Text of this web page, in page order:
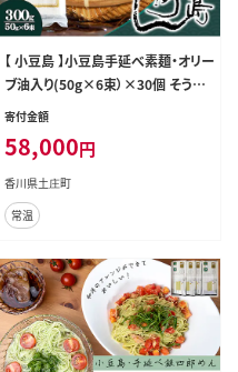
【 小豆島 】小豆島手延べ素麺・オリー
ブ油入り(50g×6束）×30個 そうめ
ん 麺類
寄付金額
58,000円
香川県土庄町
常温